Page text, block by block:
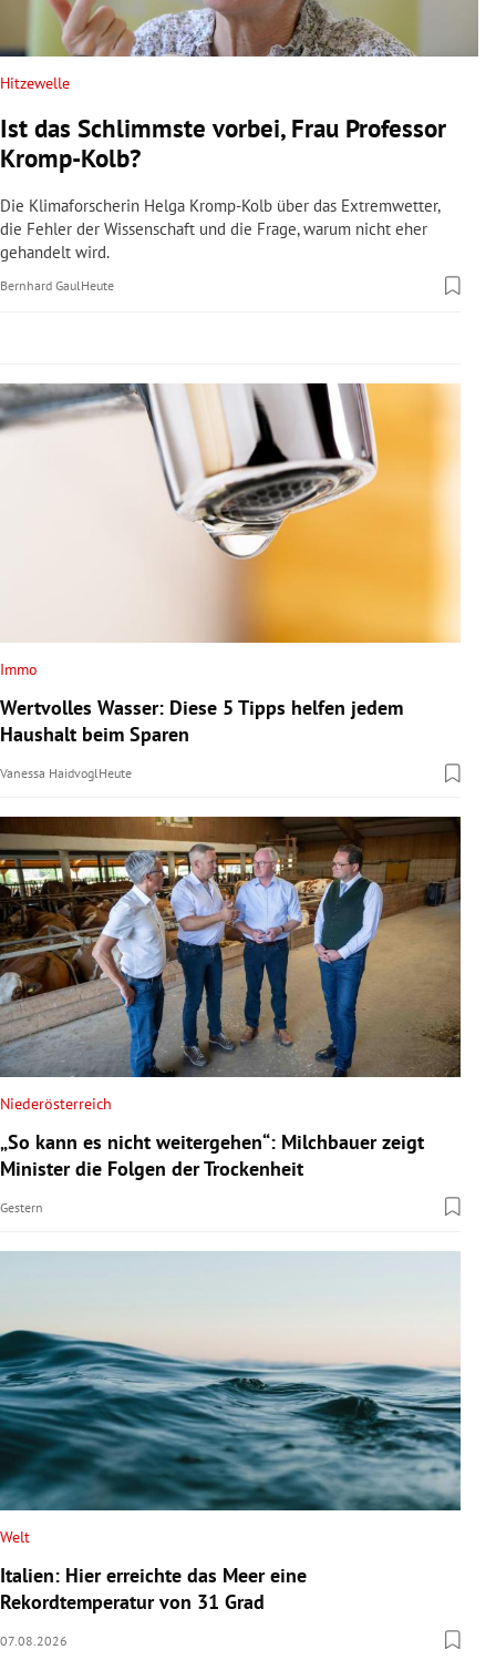
Untermenü
Untermenü
Untermenü
Untermenü
Untermenü
Untermenü
Hitzewelle
Ist das Schlimmste vorbei, Frau Professor
Kromp-Kolb?
Die Klimaforscherin Helga Kromp-Kolb über das Extremwetter,
die Fehler der Wissenschaft und die Frage, warum nicht eher
gehandelt wird.
Bernhard GaulHeute
Immo
Wertvolles Wasser: Diese 5 Tipps helfen jedem
Haushalt beim Sparen
Vanessa HaidvoglHeute
Niederösterreich
„So kann es nicht weitergehen“: Milchbauer zeigt
Minister die Folgen der Trockenheit
Gestern
Welt
Italien: Hier erreichte das Meer eine
Rekordtemperatur von 31 Grad
07.08.2026